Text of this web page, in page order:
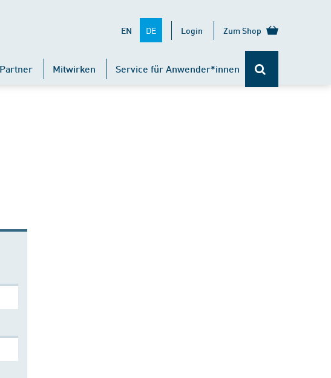
EN DE Login Zum Shop
Mitwirken Service für Anwender*innen